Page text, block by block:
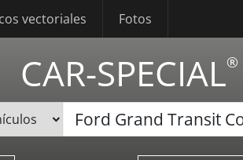
vectoriales Fotos
CAR-SPECIAL®